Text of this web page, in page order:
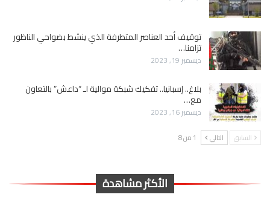
توقيف أحد العناصر المتطرفة الذي ينشط بضواحي الناظور
تزامنا…
ديسمبر 19, 2023
بلاغ.. إسبانيا.. تفكيك شبكة موالية لـ “داعش” بالتعاون
مع…
ديسمبر 16, 2023
السابق التالي 1 من 8
الأكثر مشاهدة